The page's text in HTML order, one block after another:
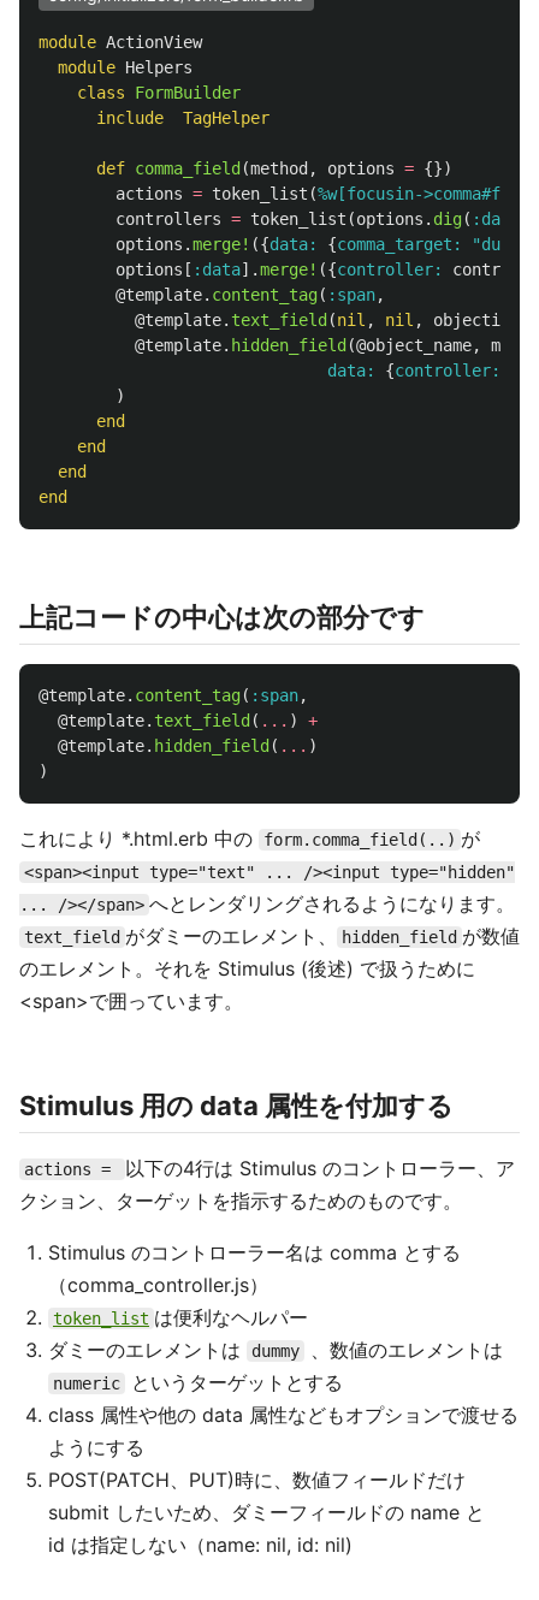
module ActionView
module Helpers
class
FormBuilder
include
TagHelper
def comma_field (method , options = {})
actions = token_list (%w[focusin-
controllers = token_list (options . dig( :data
options .merge! ({data: {comma_target:
"dummy"
options [ :data].merge! ({controller:
@template. content_tag( :span,
@template. text_field (nil , nil ,
@template. hidden_field (@object_name,
data: {controller:
)
end
end
end
end
上記コードの中心は次の部分です
@template. content_tag( :span,
@template. text_field ( ... )
+
@template. hidden_field ( ... )
)
これにより *.html.erb 中の form.comma_field(..) が
<span><input type="text" ... /><input type="hidden"
... /></span> へとレンダリングされるようになります。
text_field がダミーのエレメント、 hidden_field が数値
のエレメント。それを Stimulus (後述) で扱うために
<span>で囲っています。
Stimulus 用の data 属性を付加する
actions =
以下の4行は Stimulus のコントローラー、ア
クション、ターゲットを指示するためのものです。
Stimulus のコントローラー名は comma とする
（comma_controller.js）
token_list は便利なヘルパー
ダミーのエレメントは
dummy 、数値のエレメントは
numeric
というターゲットとする
class 属性や他の data 属性などもオプションで渡せる
ようにする
POST(PATCH、PUT)時に、数値フィールドだけ
submit したいため、ダミーフィールドの name と
id は指定しない（name: nil, id: nil)